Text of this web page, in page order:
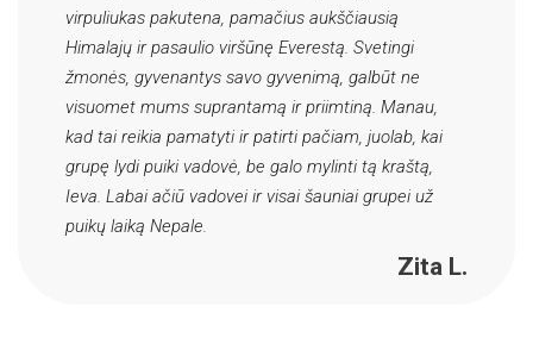
virpuliukas pakutena, pamačius aukščiausią
Himalajų ir pasaulio viršūnę Everestą. Svetingi
žmonės, gyvenantys savo gyvenimą, galbūt ne
visuomet mums suprantamą ir priimtiną. Manau,
kad tai reikia pamatyti ir patirti pačiam, juolab, kai
grupę lydi puiki vadovė, be galo mylinti tą kraštą,
Ieva. Labai ačiū vadovei ir visai šauniai grupei už
puikų laiką Nepale.
Zita L.